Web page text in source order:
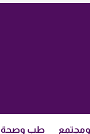
طب وصحة